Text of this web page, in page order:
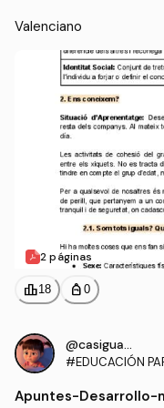
Valenciano
2 páginas
leaderboard18 personal_bag 0
@casiguapa
#EDUCACIÓN
SOCIAL Y MEDIO
Apuntes-Desarrollo-